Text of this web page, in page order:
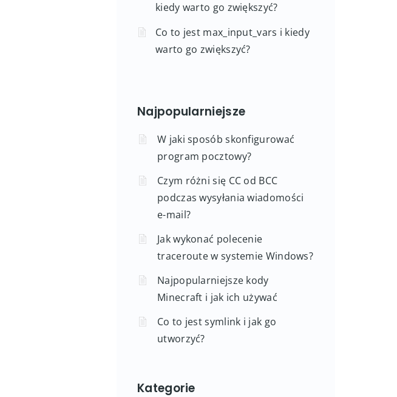
kiedy warto go zwiększyć?
Co to jest max_input_vars i kiedy
warto go zwiększyć?
Najpopularniejsze
W jaki sposób skonfigurować
program pocztowy?
Czym różni się CC od BCC
podczas wysyłania wiadomości
e-mail?
Jak wykonać polecenie
traceroute w systemie Windows?
Najpopularniejsze kody
Minecraft i jak ich używać
Co to jest symlink i jak go
utworzyć?
Kategorie